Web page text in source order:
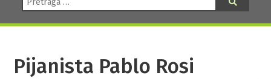
Pijanista Pablo Rosi